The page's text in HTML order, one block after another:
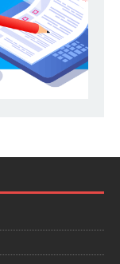
終開催!｜ 整形外
老舗製薬メーカー
アを築ける可能性あ
感バツグン ｜ 日本粉
業